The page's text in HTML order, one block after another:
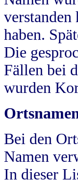
verstanden
haben.
Die
Fällen bei
wurden
Bei den
Namen
In dieser